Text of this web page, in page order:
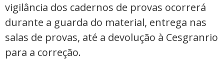
vigilância dos cadernos de provas ocorrerá
durante a guarda do material, entrega nas
salas de provas, até a devolução à Cesgranrio
para a correção.